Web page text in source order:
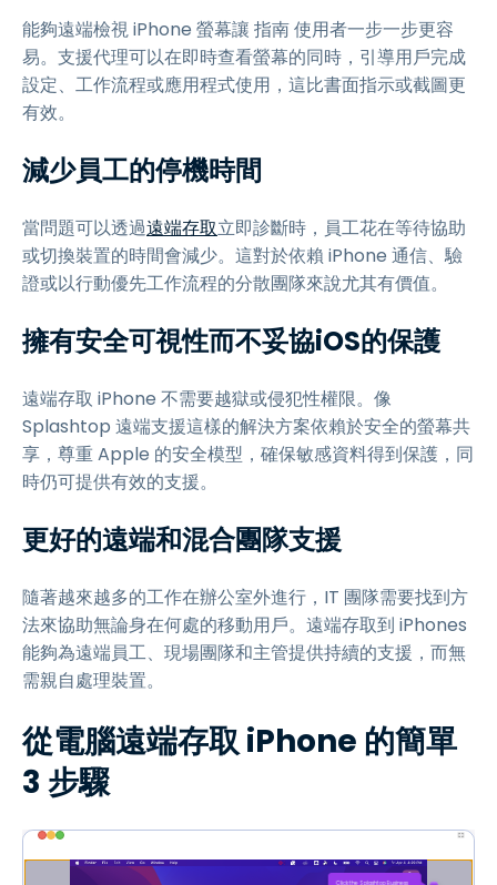
能夠遠端檢視 iPhone 螢幕讓 指南 使用者一步一步更容
易。支援代理可以在即時查看螢幕的同時，引導用戶完成
設定、工作流程或應用程式使用，這比書面指示或截圖更
有效。
減少員工的停機時間
當問題可以透過遠端存取立即診斷時，員工花在等待協助
或切換裝置的時間會減少。這對於依賴 iPhone 通信、驗
證或以行動優先工作流程的分散團隊來說尤其有價值。
擁有安全可視性而不妥協iOS的保護
遠端存取 iPhone 不需要越獄或侵犯性權限。像
Splashtop 遠端支援這樣的解決方案依賴於安全的螢幕共
享，尊重 Apple 的安全模型，確保敏感資料得到保護，同
時仍可提供有效的支援。
更好的遠端和混合團隊支援
隨著越來越多的工作在辦公室外進行，IT 團隊需要找到方
法來協助無論身在何處的移動用戶。遠端存取到 iPhones
能夠為遠端員工、現場團隊和主管提供持續的支援，而無
需親自處理裝置。
從電腦遠端存取 iPhone 的簡單
3 步驟